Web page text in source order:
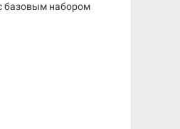
базовым набором